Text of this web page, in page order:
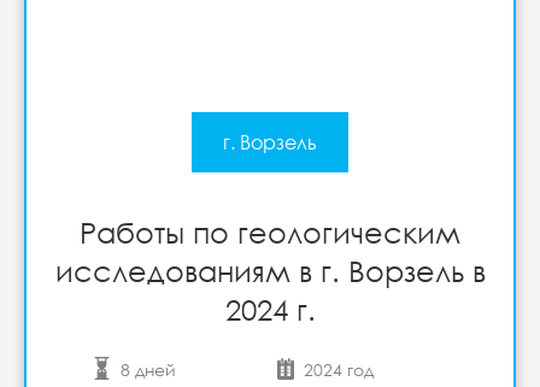
г. Ворзель
Работы по геологическим
исследованиям в г. Ворзель в
2024 г.
8 дней 2024 год